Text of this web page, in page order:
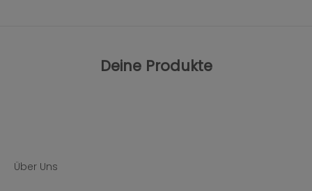
Deine Produkte
Über Uns